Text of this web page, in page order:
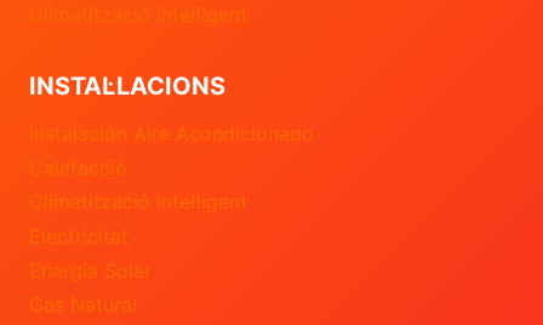
Climatització intel·ligent
INSTAL·LACIONS
Instalación Aire Acondicionado
Calefacció
Climatització intel·ligent
Electricitat
Energia Solar
Gas Natural